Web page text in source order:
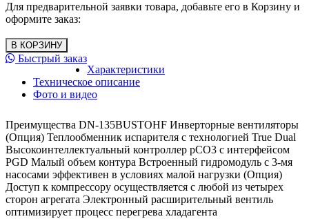
Для предварительной заявки товара, добавьте его в Корзину и
оформите заказ:
Быстрый заказ
Характеристики
Техническое описание
Фото и видео
Преимущества DN-135BUSTOHF Инверторные вентиляторы
(Опция) Теплообменник испарителя с технологией True Dual
Высокоинтеллектуальный контроллер pCO3 с интерфейсом
PGD Малый объем контура Встроенный гидромодуль с 3-мя
насосами эффективен в условиях малой нагрузки (Опция)
Доступ к компрессору осуществляется с любой из четырех
сторон агрегата Электронный расширительный вентиль
оптимизирует процесс перегрева хладагента